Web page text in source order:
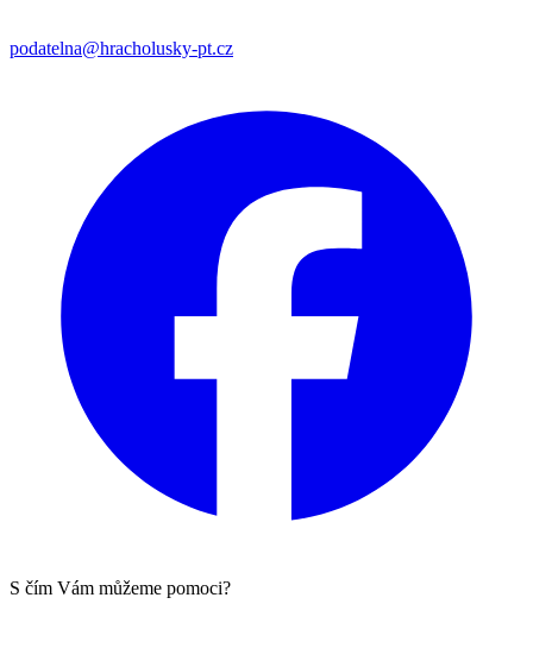
podatelna@hracholusky-pt.cz
S čím Vám můžeme pomoci?